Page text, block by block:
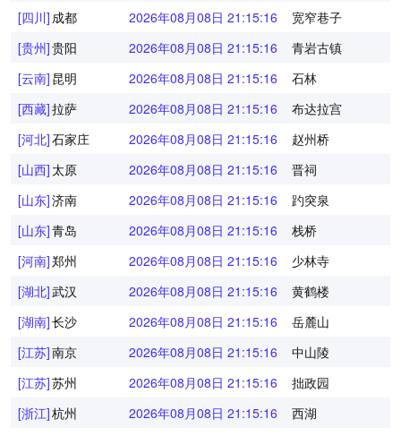
[四川] 成都 2026年08月08日 21:15:16
宽窄巷子
[贵州]贵阳 2026年08月08日 21:15:16
青岩古镇
[云南] 昆明 2026年08月08日 21:15:16
石林
[西藏]拉萨 2026年08月08日 21:15:16
布达拉宫
[河北]石家庄 2026年08月08日 21:15:16
赵州桥
[山西] 太原 2026年08月08日 21:15:16
晋祠
[山东]济南 2026年08月08日 21:15:16
趵突泉
[山东]青岛 2026年08月08日 21:15:16
栈桥
[河南]郑州 2026年08月08日 21:15:16
少林寺
[湖北]武汉 2026年08月08日 21:15:16
黄鹤楼
[湖南]长沙 2026年08月08日 21:15:16
岳麓山
[江苏]南京 2026年08月08日 21:15:16
中山陵
[江苏]苏州 2026年08月08日 21:15:16
拙政园
[浙江]杭州 2026年08月08日 21:15:16
西湖